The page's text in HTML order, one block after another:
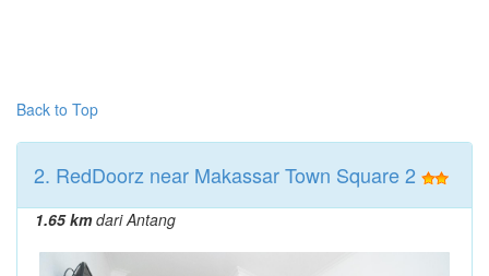
Back to Top
2. RedDoorz near Makassar Town Square 2
1.65 kmdari Antang